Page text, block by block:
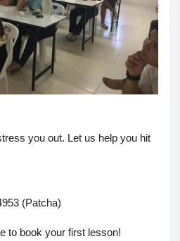
you out. Let us help you hit
(Patcha)
to book your first lesson!